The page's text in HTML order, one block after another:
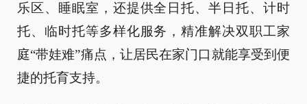
乐区、睡眠室，还提供全日托、半日托、计时
托、临时托等多样化服务，精准解决双职工家
庭“带娃难”痛点，让居民在家门口就能享受到便
捷的托育支持。